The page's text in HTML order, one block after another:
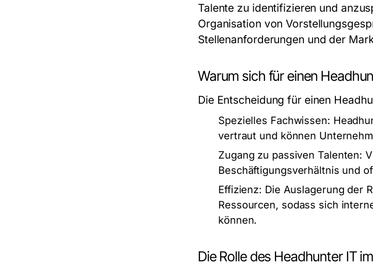
Talente zu identifizieren und
Organisation von
Stellenanforderungen und der
Warum sich für einen
Die Entscheidung für einen
Spezielles Fachwissen:
vertraut und können
Zugang zu passiven Talenten:
Beschäftigungsverhältnis und
Effizienz: Die Auslagerung der
Ressourcen, sodass sich
können.
Die Rolle des Headhunter IT